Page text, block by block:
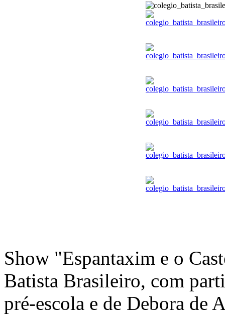
Show "Espantaxim e o
Batista Brasileiro, com
pré-escola e de Debora de